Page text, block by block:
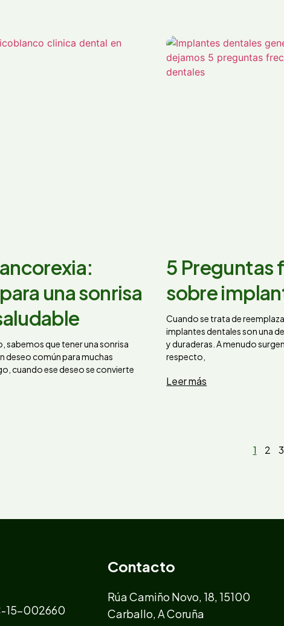
una sonrisa
sabemos que tener una sonrisa
deseo común para muchas
cuando ese deseo se convierte
5 Preguntas
sobre
Cuando se trata de
implantes dentales son una
y duraderas. A menudo
respecto,
Leer más
1 2 3
15-002660
Contacto
Rúa Camiño Novo, 18, 15100
Carballo, A Coruña